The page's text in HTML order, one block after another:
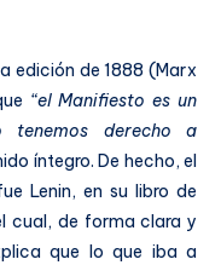
edición de 1888 (Marx
“el Manifiesto es un
tenemos derecho a
íntegro. De hecho, el
Lenin, en su libro de
cual, de forma clara y
que lo que iba a